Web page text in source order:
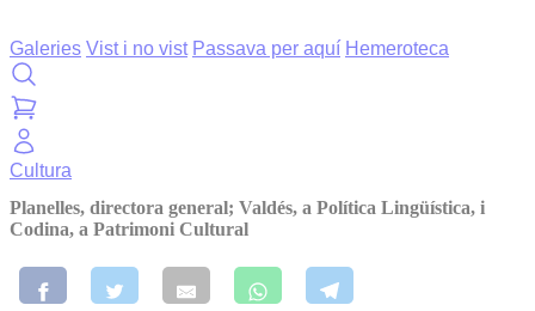
Galeries Vist i no vist Passava per aquí Hemeroteca
Cultura
Planelles, directora general; Valdés, a Política Lingüística, i
Codina, a Patrimoni Cultural